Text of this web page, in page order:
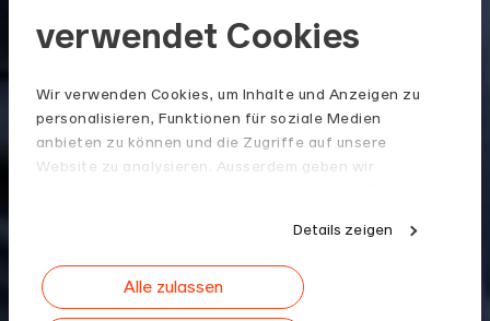
verwendet Cookies
Wir verwenden Cookies, um Inhalte und Anzeigen zu
personalisieren, Funktionen für soziale Medien
anbieten zu können und die Zugriffe auf unsere
Website zu analysieren. Ausserdem geben wir
Analysen weiter. Unsere Partner führen diese
Informationen möglicherweise mit weiteren Daten
zusammen, die Sie ihnen bereitgestellt haben oder
die sie im Rahmen Ihrer Nutzung der Dienste
Details zeigen
Alle zulassen